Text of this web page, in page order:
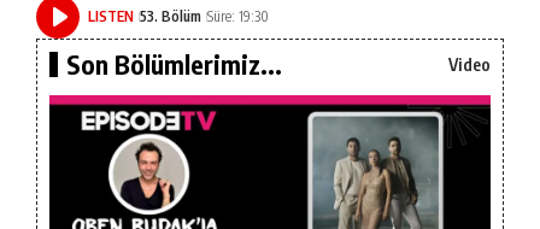
LISTEN 53. Bölüm Süre: 19:30
Son Bölümlerimiz... Video